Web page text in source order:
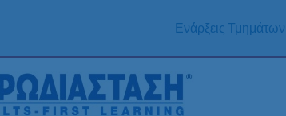
Ενάρξεις Τμημάτων